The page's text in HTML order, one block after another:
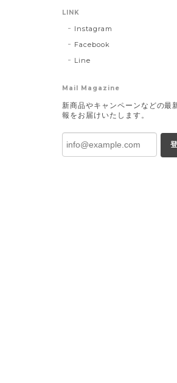
LINK
Instagram
Facebook
Line
Mail Magazine
新商品やキャンペーンなどの最
報をお届けいたします。